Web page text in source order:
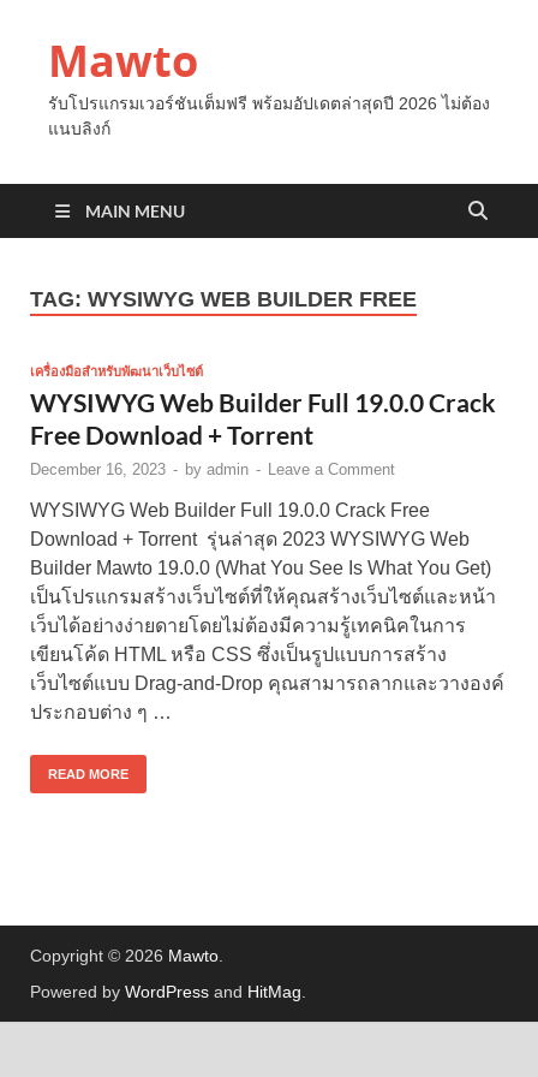
Mawto
รับโปรแกรมเวอร์ชันเต็มฟรี พร้อมอัปเดตล่าสุดปี 2026 ไม่ต้อง
แนบลิงก์
MAIN MENU
TAG: WYSIWYG WEB BUILDER FREE
เครื่องมือสำหรับพัฒนาเว็บไซต์
WYSIWYG Web Builder Full 19.0.0 Crack
Free Download + Torrent
December 16, 2023 - by admin - Leave a Comment
WYSIWYG Web Builder Full 19.0.0 Crack Free
Download + Torrent รุ่นล่าสุด 2023 WYSIWYG Web
Builder Mawto 19.0.0 (What You See Is What You Get)
เป็นโปรแกรมสร้างเว็บไซต์ที่ให้คุณสร้างเว็บไซต์และหน้า
เว็บได้อย่างง่ายดายโดยไม่ต้องมีความรู้เทคนิคในการ
เขียนโค้ด HTML หรือ CSS ซึ่งเป็นรูปแบบการสร้าง
เว็บไซต์แบบ Drag-and-Drop คุณสามารถลากและวางองค์
ประกอบต่าง ๆ …
READ MORE
Copyright © 2026 Mawto
Powered by WordPress and HitMag